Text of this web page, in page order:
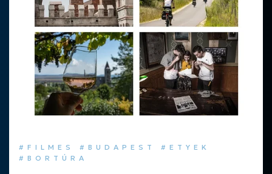
#FILMES #BUDAPEST #ETYEK
#BORTÚRA